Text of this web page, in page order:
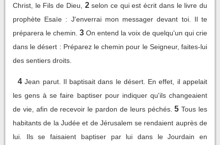
Christ, le Fils de Dieu,
2 selon ce qui est écrit dans le livre du
prophète Esaïe : J'enverrai mon messager devant toi. Il te
préparera le chemin. 3 On entend la voix de quelqu'un qui crie
dans le désert : Préparez le chemin pour le Seigneur, faites-lui
des sentiers droits.
4 Jean parut. Il baptisait dans le désert. En effet, il appelait
les gens à se faire baptiser pour indiquer qu'ils changeaient
de vie, afin de recevoir le pardon de leurs péchés. 5 Tous les
habitants de la Judée et de Jérusalem se rendaient auprès de
lui. Ils se faisaient baptiser par lui dans le Jourdain en